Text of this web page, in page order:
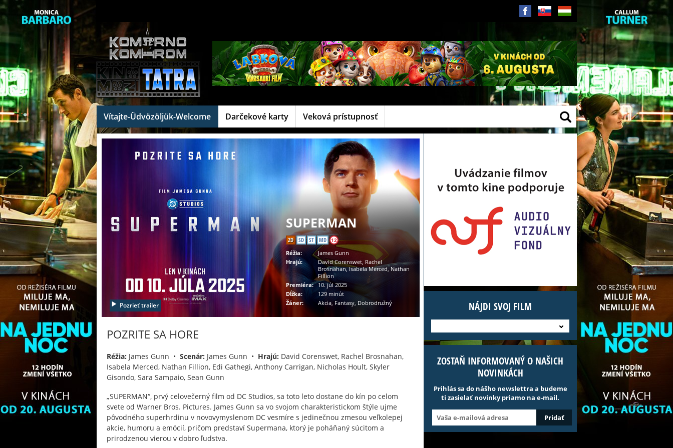
Vítajte-Üdvözöljük-Welcome Darčekové karty Veková prístupnosť
Pozrieť trailer
SUPERMAN
2D SD ST MD 12
Réžia:
James Gunn
Hrajú:
David Corenswet, Rachel
Brosnahan, Isabela Merced, Nathan
Fillion
Premiéra: 10. júl 2025
Dĺžka:
129 minút
Žáner:
Akcia, Fantasy, Dobrodružný
POZRITE SA HORE
Réžia: James Gunn • Scenár: James Gunn • Hrajú: David Corenswet, Rachel Brosnahan,
Isabela Merced, Nathan Fillion, Edi Gathegi, Anthony Carrigan, Nicholas Hoult, Skyler
Gisondo, Sara Sampaio, Sean Gunn
„SUPERMAN“, prvý celovečerný film od DC Studios, sa toto leto dostane do kín po celom
svete od Warner Bros. Pictures. James Gunn sa vo svojom charakteristickom štýle ujme
pôvodného superhrdinu v novovymyslenom DC vesmíre s jedinečnou zmesou veľkolepej
akcie, humoru a emócií, pričom predstaví Supermana, ktorý je poháňaný súcitom a
prirodzenou vierou v dobro ľudstva.
NÁJDI SVOJ FILM
ZOSTAŇ INFORMOVANÝ O NAŠICH
NOVINKÁCH
Prihlás sa do nášho newslettra a budeme
ti zasielať novinky priamo na e-mail.